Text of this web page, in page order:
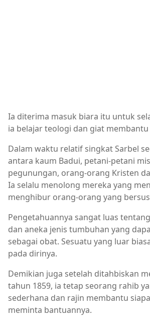
Ia diterima masuk biara itu untuk
ia belajar teologi dan giat
Dalam waktu relatif singkat Sarbel
antara kaum Badui, petani-petani
pegunungan, orang-orang Kristen
Ia selalu menolong mereka yang
menghibur orang-orang yang
Pengetahuannya sangat luas
dan aneka jenis tumbuhan yang
sebagai obat. Sesuatu yang luar
pada dirinya.
Demikian juga setelah ditahbiskan
tahun 1859, ia tetap seorang rahib
sederhana dan rajin membantu
meminta bantuannya.